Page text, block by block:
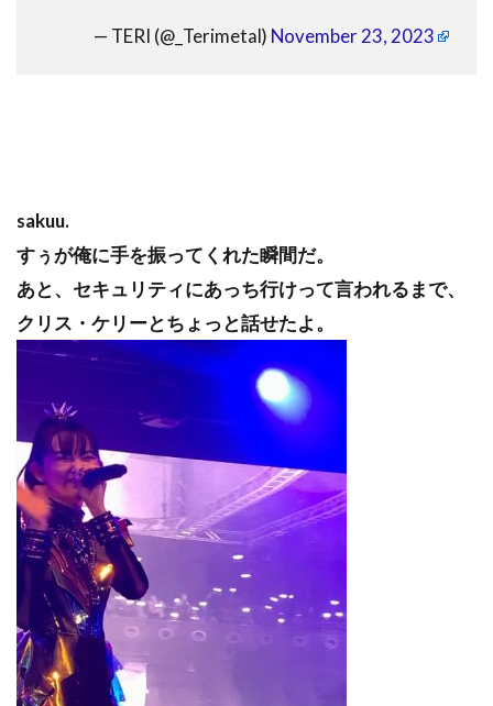
— TERI (@_Terimetal) November 23, 2023
sakuu.
すぅが俺に手を振ってくれた瞬間だ。
あと、セキュリティにあっち行けって言われるまで、
クリス・ケリーとちょっと話せたよ。